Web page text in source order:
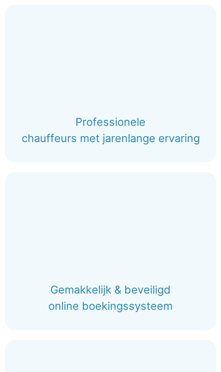
Professionele
chauffeurs met jarenlange ervaring
Gemakkelijk & beveiligd
online boekingssysteem